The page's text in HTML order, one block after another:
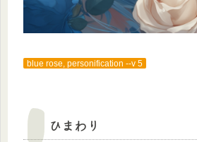
blue rose, personification --v 5
ひまわり